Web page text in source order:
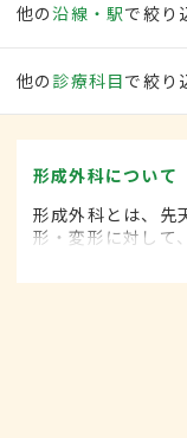
他の沿線・駅で絞り
他の 診療科目で絞り
形成外科について
形成外科とは、先
形・変形に対して